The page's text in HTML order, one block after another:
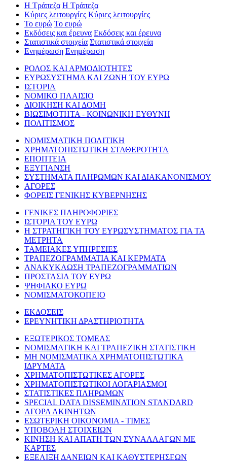
Η Τράπεζα Η Τράπεζα
Κύριες λειτουργίες Κύριες λειτουργίες
Το ευρώ Το ευρώ
Εκδόσεις και έρευνα Εκδόσεις και έρευνα
Στατιστικά στοιχεία Στατιστικά στοιχεία
Ενημέρωση Ενημέρωση
ΡΟΛΟΣ ΚΑΙ ΑΡΜΟΔΙΟΤΗΤΕΣ
ΕΥΡΩΣΥΣΤΗΜΑ ΚΑΙ ΖΩΝΗ ΤΟΥ ΕΥΡΩ
ΙΣΤΟΡΙΑ
ΝΟΜΙΚΟ ΠΛΑΙΣΙΟ
ΔΙΟΙΚΗΣΗ ΚΑΙ ΔΟΜΗ
ΒΙΩΣΙΜΟΤΗΤΑ - ΚΟΙΝΩΝΙΚΗ ΕΥΘΥΝΗ
ΠΟΛΙΤΙΣΜΟΣ
ΝΟΜΙΣΜΑΤΙΚΗ ΠΟΛΙΤΙΚΗ
ΧΡΗΜΑΤΟΠΙΣΤΩΤΙΚΗ ΣΤΑΘΕΡΟΤΗΤΑ
ΕΠΟΠΤΕΙΑ
ΕΞΥΓΙΑΝΣΗ
ΣΥΣΤΗΜΑΤΑ ΠΛΗΡΩΜΩΝ ΚΑΙ ΔΙΑΚΑΝΟΝΙΣΜΟΥ
ΑΓΟΡΕΣ
ΦΟΡΕΙΣ ΓΕΝΙΚΗΣ ΚΥΒΕΡΝΗΣΗΣ
ΓΕΝΙΚΕΣ ΠΛΗΡΟΦΟΡΙΕΣ
ΙΣΤΟΡΙΑ ΤΟΥ ΕΥΡΩ
Η ΣΤΡΑΤΗΓΙΚΗ ΤΟΥ ΕΥΡΩΣΥΣΤΗΜΑΤΟΣ ΓΙΑ ΤΑ
ΜΕΤΡΗΤΑ
ΤΑΜΕΙΑΚΕΣ ΥΠΗΡΕΣΙΕΣ
ΤΡΑΠΕΖΟΓΡΑΜΜΑΤΙΑ ΚΑΙ ΚΕΡΜΑΤΑ
ΑΝΑΚΥΚΛΩΣΗ ΤΡΑΠΕΖΟΓΡΑΜΜΑΤΙΩΝ
ΠΡΟΣΤΑΣΙΑ ΤΟΥ ΕΥΡΩ
ΨΗΦΙΑΚΟ ΕΥΡΩ
ΝΟΜΙΣΜΑΤΟΚΟΠΕΙΟ
ΕΚΔΟΣΕΙΣ
ΕΡΕΥΝΗΤΙΚΗ ΔΡΑΣΤΗΡΙΟΤΗΤΑ
ΕΞΩΤΕΡΙΚΟΣ ΤΟΜΕΑΣ
ΝΟΜΙΣΜΑΤΙΚΗ ΚΑΙ ΤΡΑΠΕΖΙΚΗ ΣΤΑΤΙΣΤΙΚΗ
ΜΗ ΝΟΜΙΣΜΑΤΙΚΑ ΧΡΗΜΑΤΟΠΙΣΤΩΤΙΚΑ
ΙΔΡΥΜΑΤΑ
ΧΡΗΜΑΤΟΠΙΣΤΩΤΙΚΕΣ ΑΓΟΡΕΣ
ΧΡΗΜΑΤΟΠΙΣΤΩΤΙΚΟΙ ΛΟΓΑΡΙΑΣΜΟΙ
ΣΤΑΤΙΣΤΙΚΕΣ ΠΛΗΡΩΜΩΝ
SPECIAL DATA DISSEMINATION STANDARD
ΑΓΟΡΑ ΑΚΙΝΗΤΩΝ
ΕΣΩΤΕΡΙΚΗ ΟΙΚΟΝΟΜΙΑ - ΤΙΜΕΣ
ΥΠΟΒΟΛΗ ΣΤΟΙΧΕΙΩΝ
ΚΙΝΗΣΗ ΚΑΙ ΑΠΑΤΗ ΤΩΝ ΣΥΝΑΛΛΑΓΩΝ ΜΕ
ΚΑΡΤΕΣ
ΕΞΕΛΙΞΗ ΔΑΝΕΙΩΝ ΚΑΙ ΚΑΘΥΣΤΕΡΗΣΕΩΝ